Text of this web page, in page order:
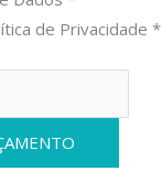
de Privacidade *